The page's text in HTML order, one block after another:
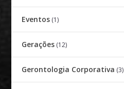
Eventos (1)
Gerações (12)
Gerontologia Corporativa (3)